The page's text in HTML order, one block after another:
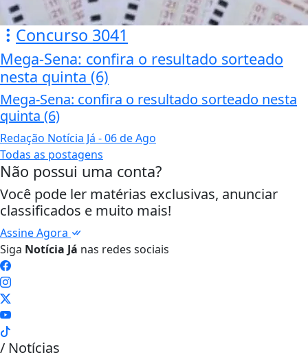
Concurso 3041
Mega-Sena: confira o resultado sorteado
nesta quinta (6)
Mega-Sena: confira o resultado sorteado nesta
quinta (6)
Redação Notícia Já - 06 de Ago
Todas as postagens
Não possui uma conta?
Você pode ler matérias exclusivas, anunciar
classificados e muito mais!
Assine Agora
Siga Notícia Já nas redes sociais
/ Notícias